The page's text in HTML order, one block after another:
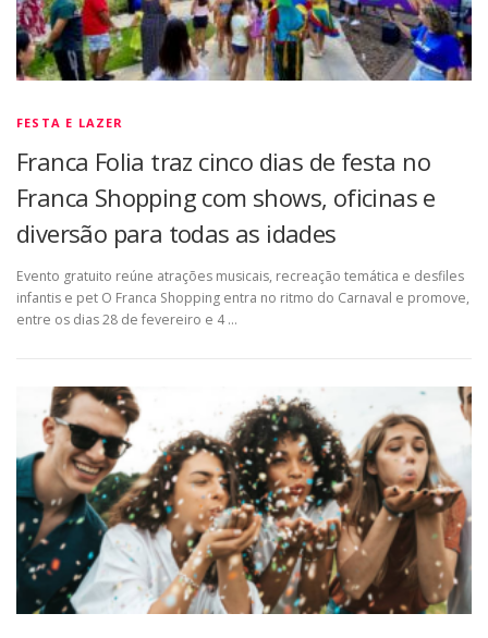
FESTA E LAZER
Franca Folia traz cinco dias de festa no
Franca Shopping com shows, oficinas e
diversão para todas as idades
Evento gratuito reúne atrações musicais, recreação temática e desfiles
infantis e pet O Franca Shopping entra no ritmo do Carnaval e promove,
entre os dias 28 de fevereiro e 4 …